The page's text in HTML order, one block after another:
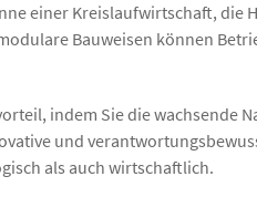
einer Kreislaufwirtschaft, die
Bauweisen können
indem Sie die wachsende
und
als auch wirtschaftlich.